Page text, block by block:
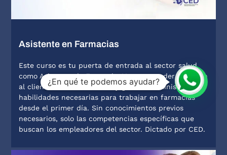
Asistente en Farmacias
Este curso es tu puerta de entrada al sector salud
como Asistente de Farmacia. Vas a aprender atención
al cliente, control de stock y gestión administrativa,
habilidades necesarias para trabajar en farmacias
desde el primer día. Sin conocimientos previos
necesarios, solo las competencias específicas que
buscan los empleadores del sector. Dictado por CED.
¿En qué te podemos ayudar?